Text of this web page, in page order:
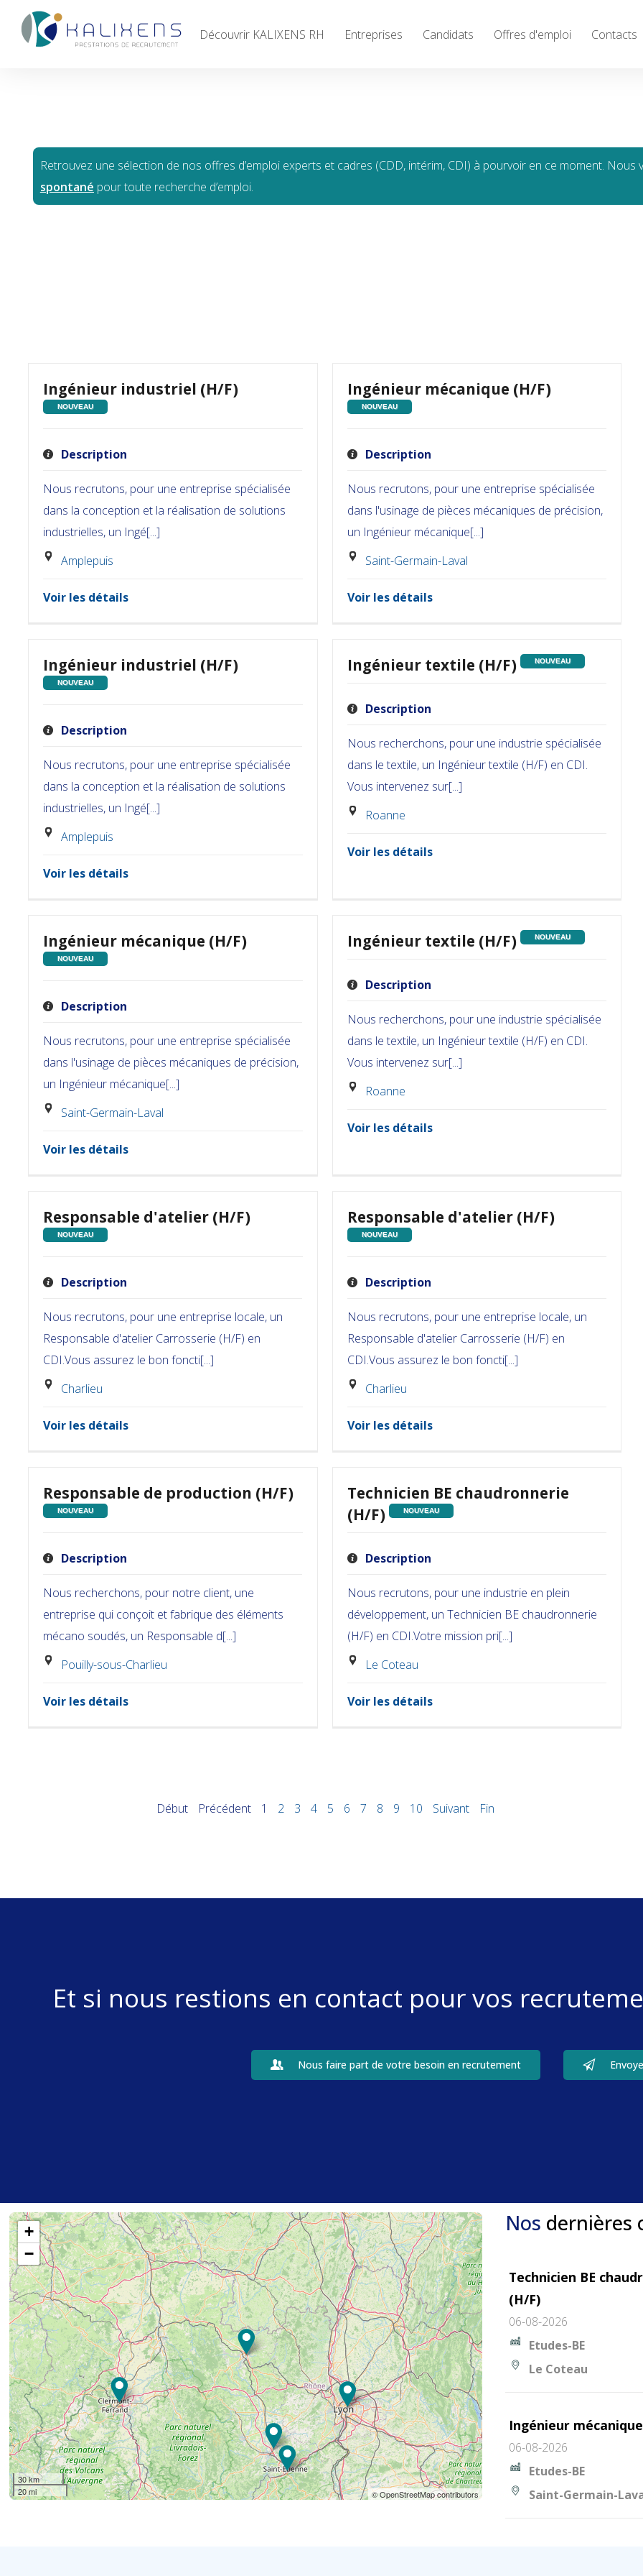
Entreprises
Offres d'emploi
Découvrir KALIXENS RH Entreprises Candidats Offres d'emploi Contacts
Retrouvez une sélection de nos offres d’emploi experts et cadres (CDD, intérim, CDI) à pourvoir en ce moment. Nous
spontané pour toute recherche d’emploi.
Ingénieur industriel (H/F)
NOUVEAU
Description
Nous recrutons, pour une entreprise spécialisée
dans la conception et la réalisation de solutions
industrielles, un Ingé[...]
Amplepuis
Voir les détails
Ingénieur mécanique (H/F)
NOUVEAU
Description
Nous recrutons, pour une entreprise spécialisée
dans l'usinage de pièces mécaniques de précision,
un Ingénieur mécanique[...]
Saint-Germain-Laval
Voir les détails
Ingénieur industriel (H/F)
NOUVEAU
Description
Nous recrutons, pour une entreprise spécialisée
dans la conception et la réalisation de solutions
industrielles, un Ingé[...]
Amplepuis
Voir les détails
Ingénieur textile (H/F) NOUVEAU
Description
Nous recherchons, pour une industrie spécialisée
dans le textile, un Ingénieur textile (H/F) en CDI.
Vous intervenez sur[...]
Roanne
Voir les détails
Ingénieur mécanique (H/F)
NOUVEAU
Description
Nous recrutons, pour une entreprise spécialisée
dans l'usinage de pièces mécaniques de précision,
un Ingénieur mécanique[...]
Saint-Germain-Laval
Voir les détails
Ingénieur textile (H/F) NOUVEAU
Description
Nous recherchons, pour une industrie spécialisée
dans le textile, un Ingénieur textile (H/F) en CDI.
Vous intervenez sur[...]
Roanne
Voir les détails
Responsable d'atelier (H/F)
NOUVEAU
Description
Nous recrutons, pour une entreprise locale, un
Responsable d'atelier Carrosserie (H/F) en
CDI.Vous assurez le bon foncti[...]
Charlieu
Voir les détails
Responsable d'atelier (H/F)
NOUVEAU
Description
Nous recrutons, pour une entreprise locale, un
Responsable d'atelier Carrosserie (H/F) en
CDI.Vous assurez le bon foncti[...]
Charlieu
Voir les détails
Responsable de production (H/F)
NOUVEAU
Description
Nous recherchons, pour notre client, une
entreprise qui conçoit et fabrique des éléments
mécano soudés, un Responsable d[...]
Pouilly-sous-Charlieu
Voir les détails
Technicien BE chaudronnerie
(H/F)
NOUVEAU
Description
Nous recrutons, pour une industrie en plein
développement, un Technicien BE chaudronnerie
(H/F) en CDI.Votre mission pri[...]
Le Coteau
Voir les détails
Début Précédent 1 2 3 4 5 6 7 8 9 10 Suivant Fin
Et si nous restions en contact pour vos
Nous faire part de votre besoin en recrutement
+
−
30 km
20 mi
© OpenStreetMap contributors
Nos dernières
Technicien BE
(H/F)
06-08-2026
Etudes-BE
Le Coteau
Ingénieur
06-08-2026
Etudes-BE
Saint-Germain-